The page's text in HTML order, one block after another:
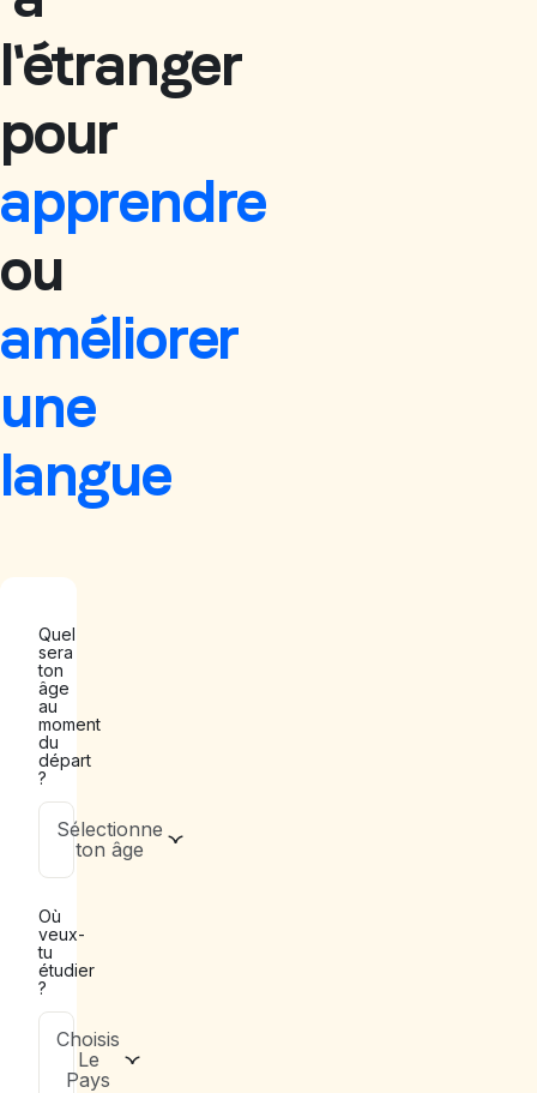
l'étranger
pour
apprendre
ou
améliorer
une
langue
Quel
sera
ton
âge
au
moment
du
départ
?
Sélectionne
ton âge
Où
veux-
tu
étudier
?
Choisis
Le
Pays